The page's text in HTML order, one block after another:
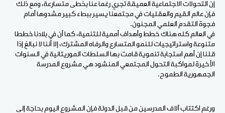
إن التحولات الاجتماعية العميقة تجري رغما عنا بخطى متسارعة، ومع ذلك
فإن عالم القيم والعقليات في مجتمعنا يسير ببطء كبير مشدوها أمام
فجوة التقدم العلمي المجنون.
في العالم كله هناك خطط وأهداف أممية للتنمية، كما أن في بلادنا خططا
متنوعة واستراتيجيات للنمو المتسارع والرفاه المشترك، إلا أننا لا نبالغ إذا
قلنا إن أهم استجابة تنموية قامت بها السلطات الموريتانية في السنوات
الأخيرة لمواكبة التحول المجتمعي المنشود هي مشروع المدرسة
الجمهورية الطموح.
ورغم اكتتاب آلاف المدرسين من قبل الدولة فإن المشروع اليوم بحاجة إلى